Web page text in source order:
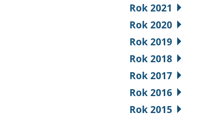
Rok 2021
Rok 2020
Rok 2019
Rok 2018
Rok 2017
Rok 2016
Rok 2015